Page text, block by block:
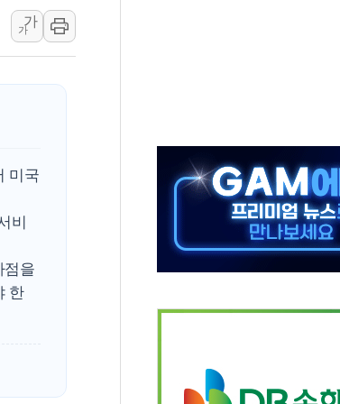
졸업해도 세제혜택 3년 더...중기부, '피터팬 증후군' 완화 나선
주] 엘앤에프, 흑자 전환·LFP 공급 본격화에 15%대 급등
] 기획예산처
가
가
미국
비
점을
한